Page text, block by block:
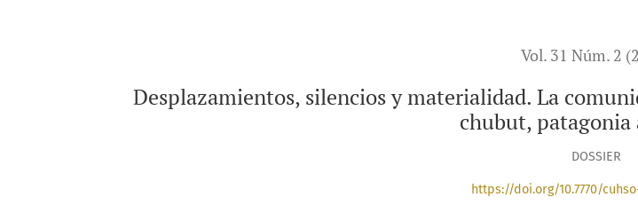
Vol. 31 Núm. 2
Desplazamientos, silencios y materialidad. La
chubut, patagonia
DOSSIER
https://doi.org/10.7770/